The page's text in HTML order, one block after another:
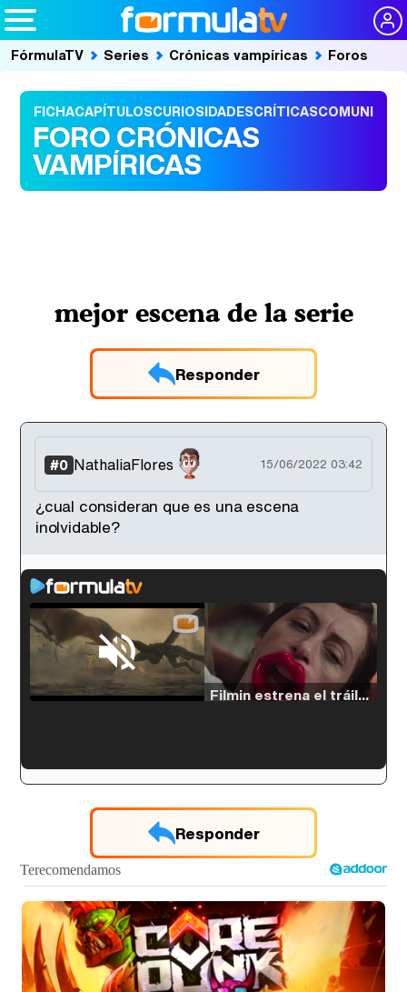
FórmulaTV Series Crónicas vampíricas Foros
FICHACAPÍTULOSCURIOSIDADESCRÍTICASCOMUNIDAD
FORO CRÓNICAS
VAMPÍRICAS
mejor escena de la serie
Responder
#0 NathaliaFlores 15/06/2022 03:42
¿cual consideran que es una escena
inolvidable?
Unmute
Loaded:
Filmin estrena el tráiler de 'Millennial Mal', su nueva comedia universitaria de la mano de Lorena Iglesias
Tráiler de '33 días', la nueva serie de Atresplayer con Julián Villagrán y José Manuel Poga
Responder